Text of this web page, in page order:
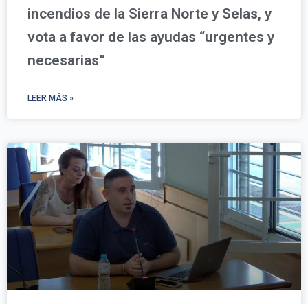
incendios de la Sierra Norte y Selas, y
vota a favor de las ayudas “urgentes y
necesarias”
LEER MÁS »